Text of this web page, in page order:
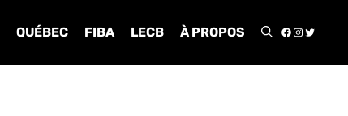
QUÉBEC FIBA LECB À PROPOS